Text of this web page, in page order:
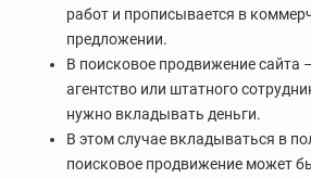
работ и прописывается в
предложении.
В поисковое продвижение сайта
агентство или штатного
нужно вкладывать деньги.
В этом случае вкладываться в
поисковое продвижение может